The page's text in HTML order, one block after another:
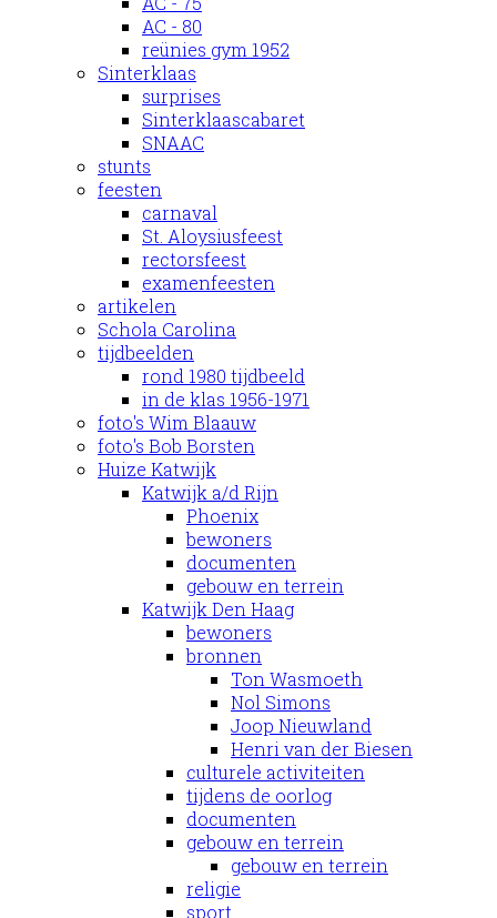
AC - 80
reünies gym 1952
Sinterklaas
surprises
Sinterklaascabaret
SNAAC
stunts
feesten
carnaval
St. Aloysiusfeest
rectorsfeest
examenfeesten
artikelen
Schola Carolina
tijdbeelden
rond 1980 tijdbeeld
in de klas 1956-1971
foto's Wim Blaauw
foto's Bob Borsten
Huize Katwijk
Katwijk a/d Rijn
Phoenix
bewoners
documenten
gebouw en terrein
Katwijk Den Haag
bewoners
bronnen
Ton Wasmoeth
Nol Simons
Joop Nieuwland
Henri van der Biesen
culturele activiteiten
tijdens de oorlog
documenten
gebouw en terrein
gebouw en terrein
religie
sport